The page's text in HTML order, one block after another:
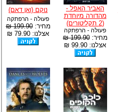
האביר האפל -
מהדורה מיוחדת
(2 תקליטורים)
פעולה - הרפתקה
מחיר:199.90 ₪
אצלנו: 99.90 ₪
נוקם (ואן דאם)
פעולה - הרפתקה
מחיר:199.90 ₪
אצלנו: 79.90 ₪